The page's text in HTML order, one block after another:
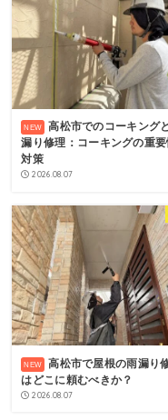
高松市でのコーキング
漏り修理：コーキングの重要
対策
2026.08.07
高松市で屋根の雨漏り
はどこに頼むべきか？
2026.08.07